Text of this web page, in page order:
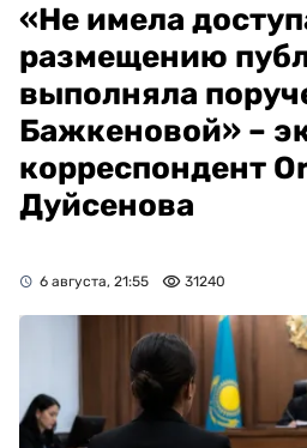
«Не имела
размещению
выполняла
Бажкеновой» –
корреспондент
Дуйсенова
6 августа, 21:55 31240